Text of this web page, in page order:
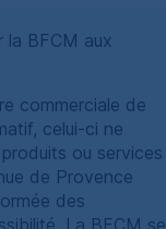
la BFCM aux
commerciale de
celui-ci ne
ou services
de Provence
des
La BFCM se